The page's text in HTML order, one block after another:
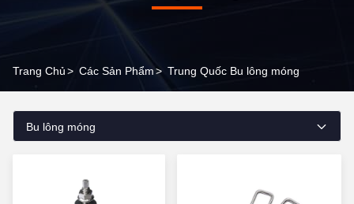
Trang Chủ> Các Sản Phẩm> Trung Quốc Bu lông móng
Bu lông móng